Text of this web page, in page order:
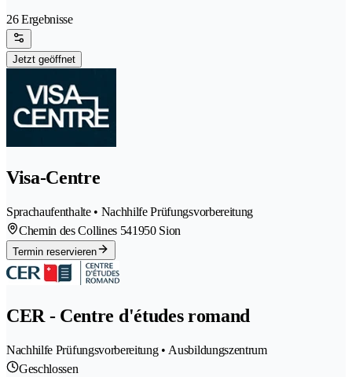
26 Ergebnisse
Jetzt geöffnet
Visa-Centre
Sprachaufenthalte • Nachhilfe Prüfungsvorbereitung
Chemin des Collines 541950 Sion
Termin reservieren
CER - Centre d'études romand
Nachhilfe Prüfungsvorbereitung • Ausbildungszentrum
Geschlossen